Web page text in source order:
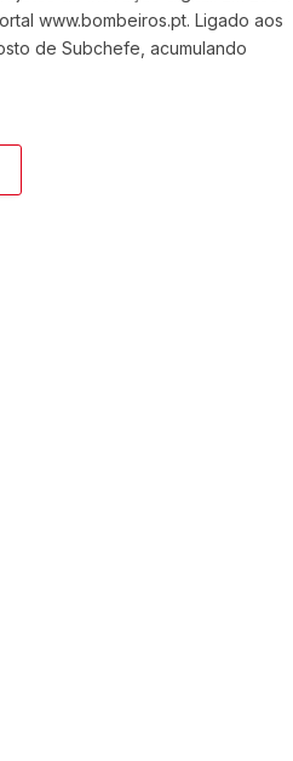
www.bombeiros.pt. Ligado aos
de Subchefe, acumulando